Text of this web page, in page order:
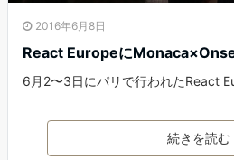
2016年6月8日
React Europeに
6月2〜3日にパリで行われたReact
続きを読む